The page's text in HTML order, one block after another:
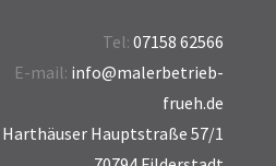
Tel: 07158 62566
E-mail: info@malerbetrieb-
frueh.de
Harthäuser Hauptstraße 57/1